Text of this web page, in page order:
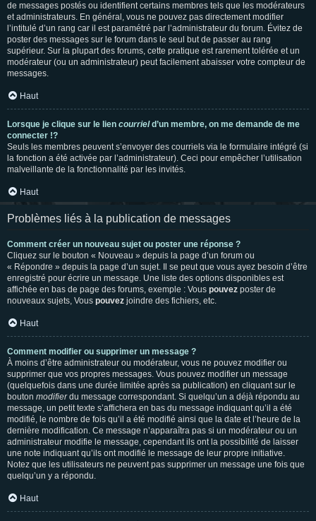
de messages postés ou identifient certains membres tels que les modérateurs
et administrateurs. En général, vous ne pouvez pas directement modifier
l’intitulé d’un rang car il est paramétré par l’administrateur du forum. Évitez de
poster des messages sur le forum dans le seul but de passer au rang
supérieur. Sur la plupart des forums, cette pratique est rarement tolérée et un
modérateur (ou un administrateur) peut facilement abaisser votre compteur de
messages.
Haut
Lorsque je clique sur le lien courrield’un membre, on me demande de me
connecter !?
Seuls les membres peuvent s’envoyer des courriels via le formulaire intégré (si
la fonction a été activée par l’administrateur). Ceci pour empêcher l’utilisation
malveillante de la fonctionnalité par les invités.
Haut
Problèmes liés à la publication de messages
Comment créer un nouveau sujet ou poster une réponse ?
Cliquez sur le bouton « Nouveau » depuis la page d’un forum ou
« Répondre » depuis la page d’un sujet. Il se peut que vous ayez besoin d’être
enregistré pour écrire un message. Une liste des options disponibles est
affichée en bas de page des forums, exemple : Vous pouvez poster de
nouveaux sujets, Vous pouvez joindre des fichiers, etc.
Haut
Comment modifier ou supprimer un message ?
À moins d’être administrateur ou modérateur, vous ne pouvez modifier ou
supprimer que vos propres messages. Vous pouvez modifier un message
(quelquefois dans une durée limitée après sa publication) en cliquant sur le
bouton modifierdu message correspondant. Si quelqu’un a déjà répondu au
message, un petit texte s’affichera en bas du message indiquant qu’il a été
modifié, le nombre de fois qu’il a été modifié ainsi que la date et l’heure de la
dernière modification. Ce message n’apparaîtra pas si un modérateur ou un
administrateur modifie le message, cependant ils ont la possibilité de laisser
une note indiquant qu’ils ont modifié le message de leur propre initiative.
Notez que les utilisateurs ne peuvent pas supprimer un message une fois que
quelqu’un y a répondu.
Haut